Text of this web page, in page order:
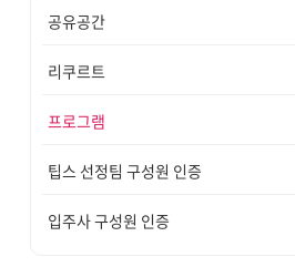
공유공간
리쿠르트
프로그램
팁스 선정팀 구성원 인증
입주사 구성원 인증